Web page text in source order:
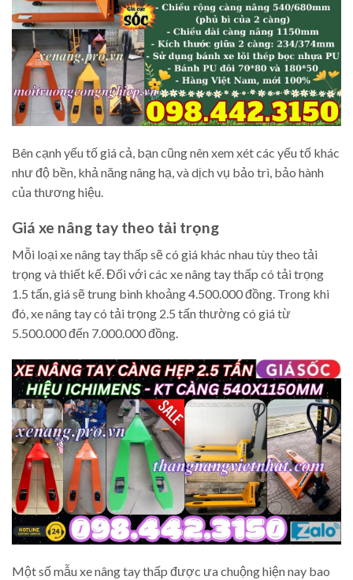
Bên cạnh yếu tố giá cả, bạn cũng nên xem xét các yếu tố khác
như độ bền, khả năng nâng hạ, và dịch vụ bảo trì, bảo hành
của thương hiệu.
Giá xe nâng tay theo tải trọng
Mỗi loại xe nâng tay thấp sẽ có giá khác nhau tùy theo tải
trọng và thiết kế. Đối với các xe nâng tay thấp có tải trọng
1.5 tấn, giá sẽ trung bình khoảng 4.500.000 đồng. Trong khi
đó, xe nâng tay có tải trọng 2.5 tấn thường có giá từ
5.500.000 đến 7.000.000 đồng.
Một số mẫu xe nâng tay thấp được ưa chuộng hiện nay bao